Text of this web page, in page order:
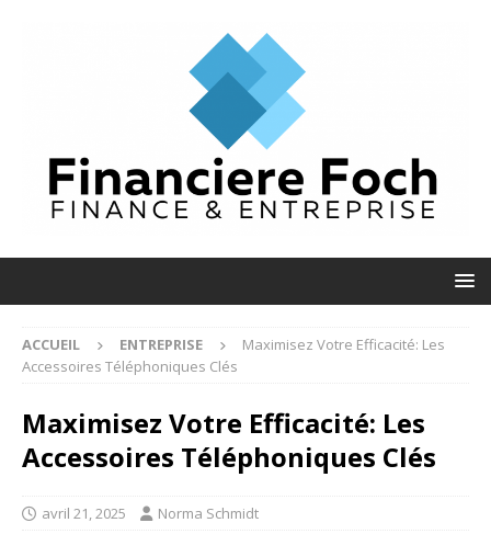
ACCUEIL ENTREPRISE
Maximisez Votre Efficacité: Les
Accessoires Téléphoniques Clés
Maximisez Votre Efficacité: Les
Accessoires Téléphoniques Clés
avril 21, 2025 Norma Schmidt